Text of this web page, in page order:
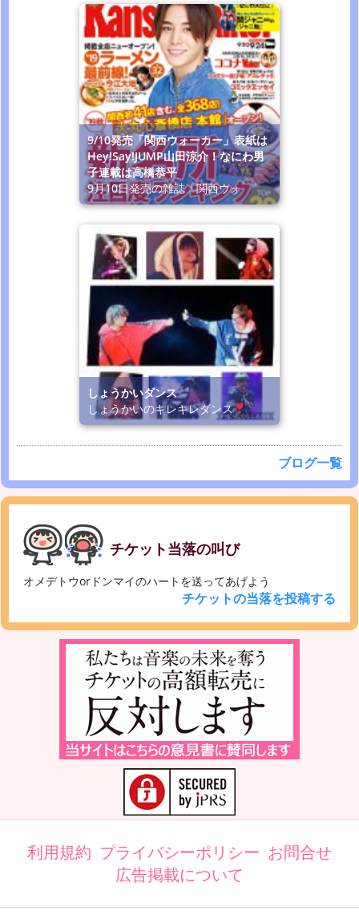
9/10発売「関西ウォーカー」表紙は
Hey!Say!JUMP山田涼介！なにわ男
子連載は高橋恭平
9月10日発売の雑誌「関西ウォ
しょうかいダンス
しょうかいのキレキレダンス
ブログ一覧
チケット当落の叫び
オメデトウorドンマイのハートを送ってあげよう
チケットの当落を投稿する
利用規約 プライバシーポリシー お問合せ
広告掲載について